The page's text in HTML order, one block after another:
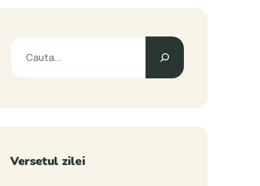
Versetul zilei